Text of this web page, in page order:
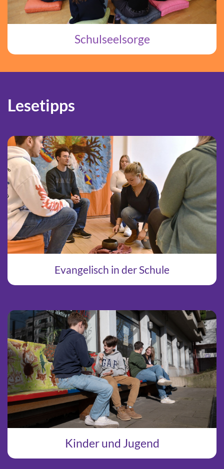
Schulseelsorge
Lesetipps
Evangelisch in der Schule
Kinder und Jugend